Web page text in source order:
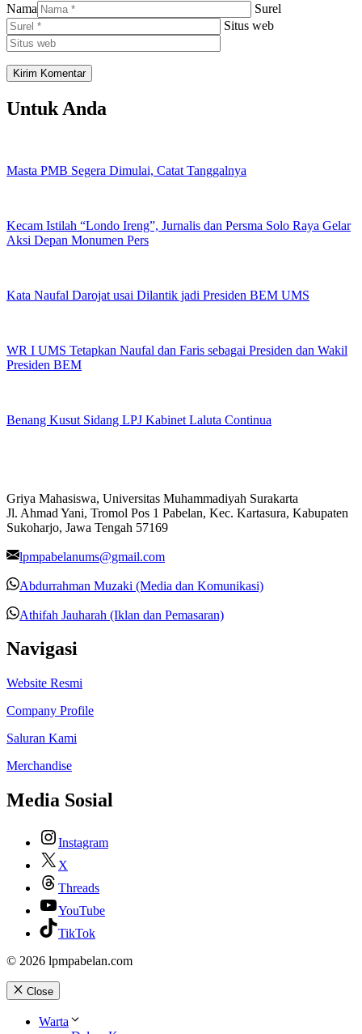
Nama
Surel
Situs web
Untuk Anda
Masta PMB Segera Dimulai, Catat Tanggalnya
Kecam Istilah “Londo Ireng”, Jurnalis dan Persma Solo Raya Gelar
Aksi Depan Monumen Pers
Kata Naufal Darojat usai Dilantik jadi Presiden BEM UMS
WR I UMS Tetapkan Naufal dan Faris sebagai Presiden dan Wakil
Presiden BEM
Benang Kusut Sidang LPJ Kabinet Laluta Continua
Griya Mahasiswa, Universitas Muhammadiyah Surakarta
Jl. Ahmad Yani, Tromol Pos 1 Pabelan, Kec. Kartasura, Kabupaten
Sukoharjo, Jawa Tengah 57169
lpmpabelanums@gmail.com
Abdurrahman Muzaki (Media dan Komunikasi)
Athifah Jauharah (Iklan dan Pemasaran)
Navigasi
Website Resmi
Company Profile
Saluran Kami
Merchandise
Media Sosial
Instagram
X
Threads
YouTube
TikTok
© 2026 lpmpabelan.com
Close
Warta